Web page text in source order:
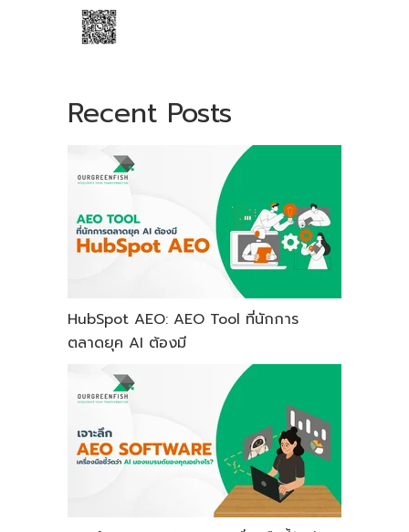
Recent Posts
HubSpot AEO: AEO Tool ที่นักการ
ตลาดยุค AI ต้องมี